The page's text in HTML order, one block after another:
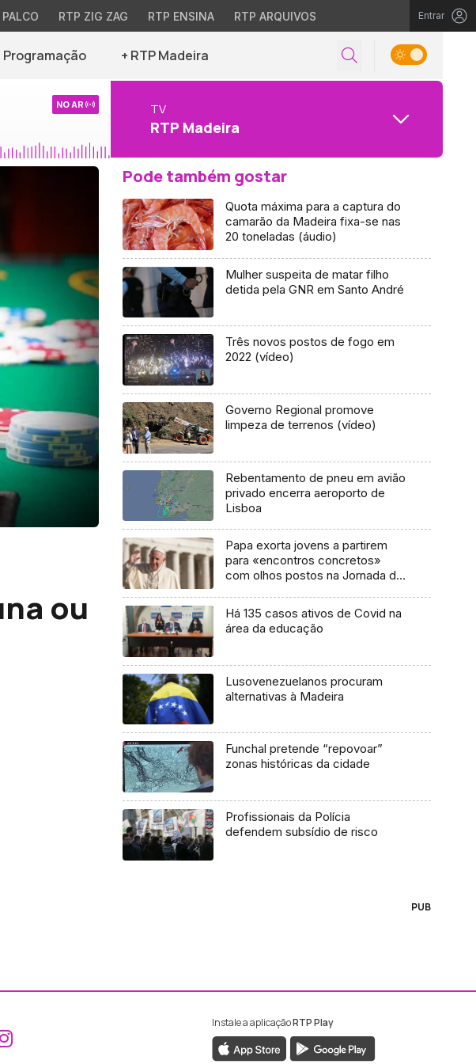
RTP ZIG ZAG RTP ENSINA RTP ARQUIVOS Entrar
Programação + RTP Madeira
NO AR TV
RTP Madeira
ou
Pode também gostar
Quota máxima para a captura do
camarão da Madeira fixa-se nas
20 toneladas (áudio)
Mulher suspeita de matar filho
detida pela GNR em Santo André
Três novos postos de fogo em
2022 (vídeo)
Governo Regional promove
limpeza de terrenos (vídeo)
Rebentamento de pneu em avião
privado encerra aeroporto de
Lisboa
Papa exorta jovens a partirem
para «encontros concretos»
com olhos postos na Jornada da
Há 135 casos ativos de Covid na
área da educação
Lusovenezuelanos procuram
alternativas à Madeira
Funchal pretende “repovoar”
zonas históricas da cidade
Profissionais da Polícia
defendem subsídio de risco
PUB
ao Facebook da RTP Madeira
Aceder ao Instagram da RTP Madeira
Instale a aplicaçãoRTP Play